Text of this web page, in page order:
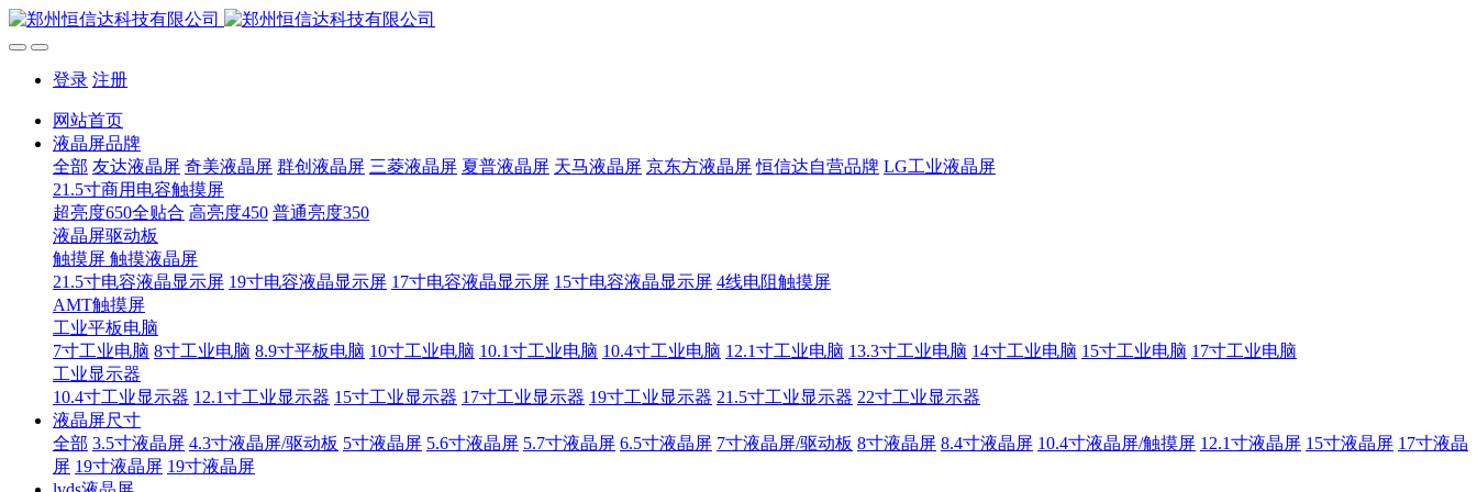
登录 注册
网站首页
液晶屏品牌
全部 友达液晶屏 奇美液晶屏 群创液晶屏 三菱液晶屏 夏普液晶屏 天马液晶屏 京东方液晶屏 恒信达自营品牌 LG工业液晶屏
21.5寸商用电容触摸屏
超亮度650全贴合 高亮度450 普通亮度350
液晶屏驱动板
触摸屏 触摸液晶屏
21.5寸电容液晶显示屏 19寸电容液晶显示屏 17寸电容液晶显示屏 15寸电容液晶显示屏 4线电阻触摸屏
AMT触摸屏
工业平板电脑
7寸工业电脑 8寸工业电脑 8.9寸平板电脑 10寸工业电脑 10.1寸工业电脑 10.4寸工业电脑 12.1寸工业电脑 13.3寸工业电脑 14寸工业电脑 15寸工业电脑 17寸工业电脑
工业显示器
10.4寸工业显示器 12.1寸工业显示器 15寸工业显示器 17寸工业显示器 19寸工业显示器 21.5寸工业显示器 22寸工业显示器
液晶屏尺寸
全部 3.5寸液晶屏 4.3寸液晶屏/驱动板 5寸液晶屏 5.6寸液晶屏 5.7寸液晶屏 6.5寸液晶屏 7寸液晶屏/驱动板 8寸液晶屏 8.4寸液晶屏 10.4寸液晶屏/触摸屏 12.1寸液晶屏 15寸液晶屏 17寸液晶
屏 19寸液晶屏 19寸液晶屏